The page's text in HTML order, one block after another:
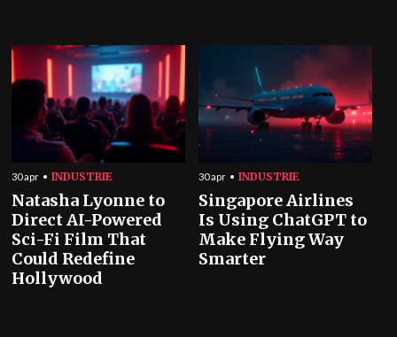
30 apr INDUSTRIE
Natasha Lyonne to
Direct AI-Powered
Sci-Fi Film That
Could Redefine
Hollywood
30 apr INDUSTRIE
Singapore Airlines
Is Using ChatGPT to
Make Flying Way
Smarter